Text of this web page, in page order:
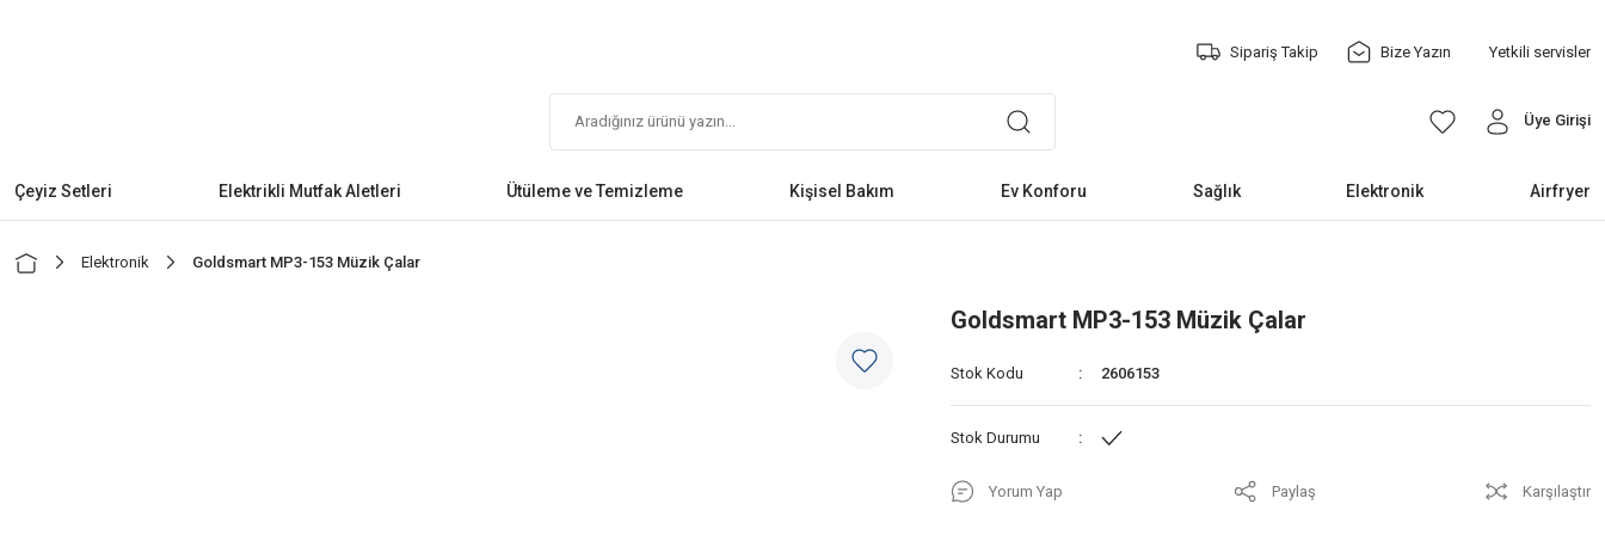
Sipariş Takip Bize Yazın Yetkili servisler
Üye Girişi
Çeyiz Setleri Elektrikli Mutfak Aletleri Ütüleme ve Temizleme Kişisel Bakım Ev Konforu Sağlık Elektronik Airfryer
Elektronik Goldsmart MP3-153 Müzik Çalar
Goldsmart MP3-153 Müzik Çalar
Stok Kodu 2606153
Stok Durumu
Yorum Yap Paylaş Karşılaştır